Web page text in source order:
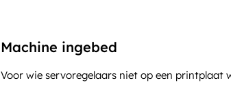
Machine ingebed
Voor wie servoregelaars niet op een printplaat